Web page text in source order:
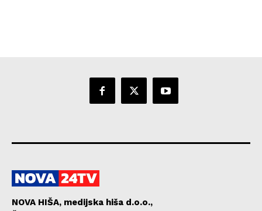
NOVA HIŠA, medijska hiša d.o.o.,